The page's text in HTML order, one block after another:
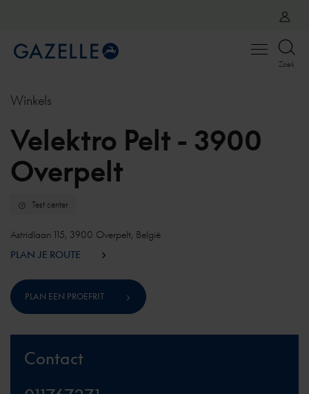
Open
Zoek
Winkels
Velektro Pelt - 3900
Overpelt
Test center
Astridlaan 115, 3900 Overpelt, België
PLAN JE ROUTE
PLAN EEN PROEFRIT
Contact